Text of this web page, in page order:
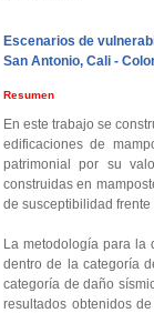
Escenarios de
San Antonio, Cali -
Resumen
En este trabajo se
edificaciones de
patrimonial por su
construidas en
de susceptibilidad
La metodología para la
dentro de la categoría
categoría de daño
resultados obtenidos